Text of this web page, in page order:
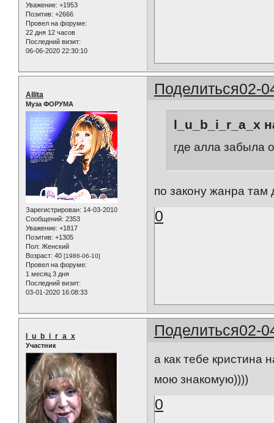
Уважение: +1953
Позитив: +2666
Провел на форуме:
22 дня 12 часов
Последний визит:
06-06-2020 22:30:10
Поделиться02-
Allita
Муза ФОРУМА
Зарегистрирован: 14-03-2010
Сообщений: 2353
Уважение: +1817
Позитив: +1305
Пол: Женский
Возраст: 40 [1986-06-10]
Провел на форуме:
1 месяц 3 дня
Последний визит:
03-01-2020 16:08:33
l_u_b_i_r_a_x
где алла забыла
по закону жанра
0
Поделиться02-
l_u_b_i_r_a_x
Участник
а как тебе кристина
мою знакомую))))
0